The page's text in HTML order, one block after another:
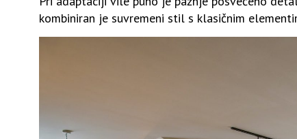
kombiniran je suvremeni stil s klasičnim